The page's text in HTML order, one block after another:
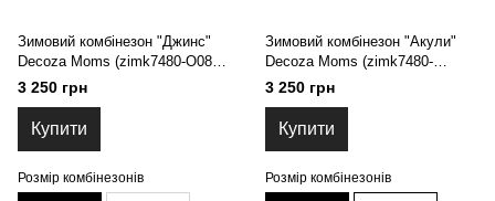
Зимовий комбінезон "Джинс"
Decoza Moms (zimk7480-O088-
pl016) 74-80 см
3 250 грн
Купити
Розмір комбінезонів
Зимовий комбінезон "Акули"
Decoza Moms (zimk7480-
ОР038-pl016) 74-80 см
3 250 грн
Купити
Розмір комбінезонів